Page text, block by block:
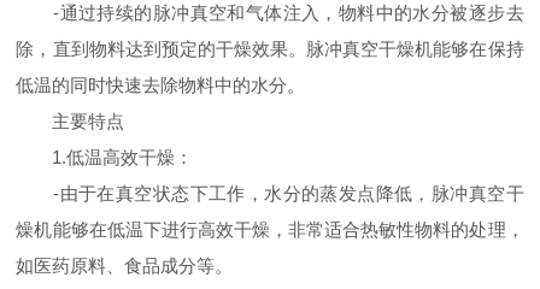
-通过持续的脉冲真空和气体注入，物料中的水分被逐步去
除，直到物料达到预定的干燥效果。脉冲真空干燥机能够在保持
低温的同时快速去除物料中的水分。
主要特点
1.低温高效干燥：
-由于在真空状态下工作，水分的蒸发点降低，脉冲真空干
燥机能够在低温下进行高效干燥，非常适合热敏性物料的处理，
如医药原料、食品成分等。